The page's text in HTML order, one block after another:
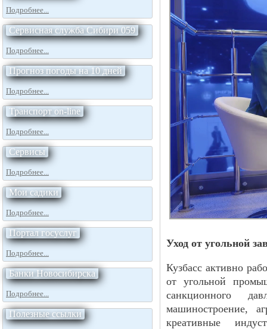
Подробнее...
Сервисная служба Сибири 059
Подробнее...
Прогноз погоды на 10 дней
Подробнее...
Транспорт on-line
Подробнее...
Сервисы
Подробнее...
Мои садики
Подробнее...
Портал госуслуг
Подробнее...
Банки Новосибирска
Подробнее...
Полезные ссылки
Уход от угольной
Кузбасс активно
от угольной
санкционного
машиностроение,
креативные